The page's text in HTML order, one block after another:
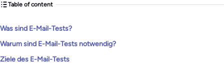
Table of content
Was sind E-Mail-Tests?
Warum sind E-Mail-Tests notwendig?
Ziele des E-Mail-Tests